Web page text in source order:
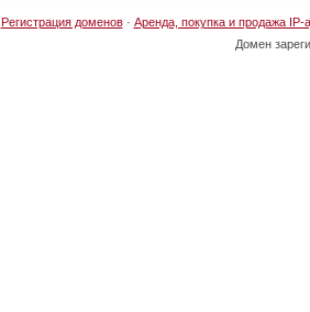
Регистрация доменов· Аренда, покупка и продажа IP-
Домен